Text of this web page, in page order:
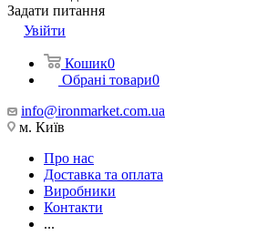
Задати питання
Увійти
Кошик0
Обрані товари0
info@ironmarket.com.ua
м. Київ
Про нас
Доставка та оплата
Виробники
Контакти
...